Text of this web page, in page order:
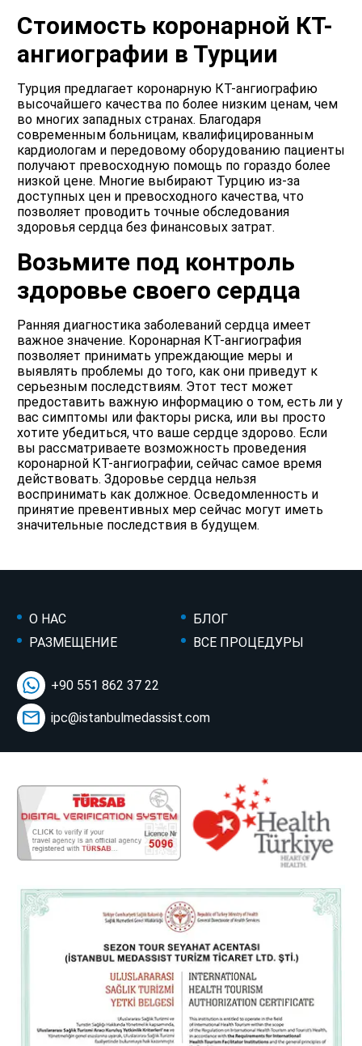
Стоимость коронарной КТ-
ангиографии в Турции
Турция предлагает коронарную КТ-ангиографию
высочайшего качества по более низким ценам, чем
во многих западных странах. Благодаря
современным больницам, квалифицированным
кардиологам и передовому оборудованию пациенты
получают превосходную помощь по гораздо более
низкой цене. Многие выбирают Турцию из-за
доступных цен и превосходного качества, что
позволяет проводить точные обследования
здоровья сердца без финансовых затрат.
Возьмите под контроль
здоровье своего сердца
Ранняя диагностика заболеваний сердца имеет
важное значение. Коронарная КТ-ангиография
позволяет принимать упреждающие меры и
выявлять проблемы до того, как они приведут к
серьезным последствиям. Этот тест может
предоставить важную информацию о том, есть ли у
вас симптомы или факторы риска, или вы просто
хотите убедиться, что ваше сердце здорово. Если
вы рассматриваете возможность проведения
коронарной КТ-ангиографии, сейчас самое время
действовать. Здоровье сердца нельзя
воспринимать как должное. Осведомленность и
принятие превентивных мер сейчас могут иметь
значительные последствия в будущем.
О НАС
БЛОГ
РАЗМЕЩЕНИЕ
ВСЕ ПРОЦЕДУРЫ
+90 551 862 37 22
ipc@istanbulmedassist.com